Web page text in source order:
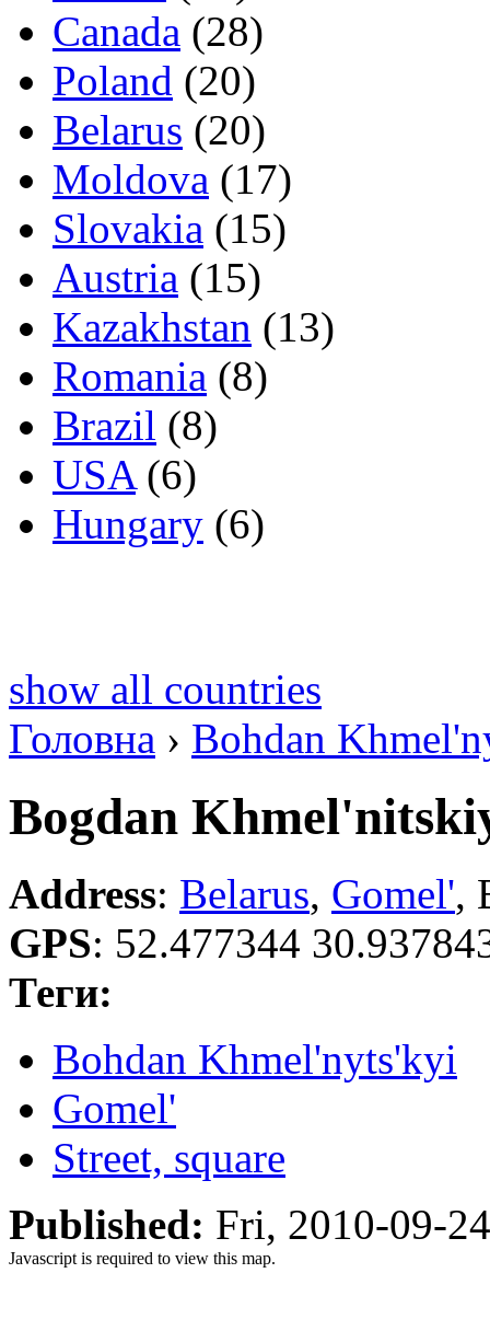
Canada (28)
Poland (20)
Belarus (20)
Moldova (17)
Slovakia (15)
Austria (15)
Kazakhstan (13)
Romania (8)
Brazil (8)
USA(6)
Hungary (6)
show all countries
Головна › Bohdan
Bogdan
Address: Belarus, Gomel',
GPS: 52.477344
Теги:
Bohdan Khmel'nyts'kyi
Gomel'
Street, square
Published: Fri, 2010-09-
Javascript is required to view this map.